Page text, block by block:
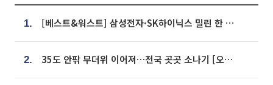
1. [베스트&워스트] 삼성전자·SK하이닉스 밀린 한 주…상상인증권은 85% 급등
2. 35도 안팎 무더위 이어져…전국 곳곳 소나기 [오늘 날씨]